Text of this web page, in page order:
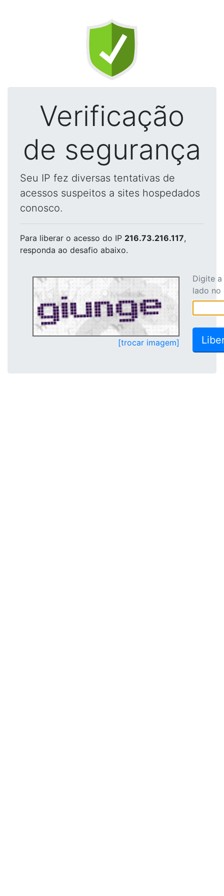
Verificação
de segurança
Seu IP fez diversas tentativas de
acessos suspeitos a sites hospedados
conosco.
Para liberar o acesso do IP 216.73.216.117,
responda ao desafio abaixo.
[trocar imagem]
Digite
lado no